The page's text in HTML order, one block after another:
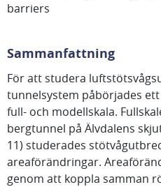
barriers
Sammanfattning
För att studera
tunnelsystem påbörjades
full- och modellskala.
bergtunnel på Älvdalens
11) studerades
areaförändringar.
genom att koppla samman